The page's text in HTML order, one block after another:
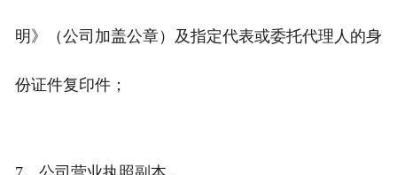
明》（公司加盖公章）及指定代表或委托代理人的身
份证件复印件；